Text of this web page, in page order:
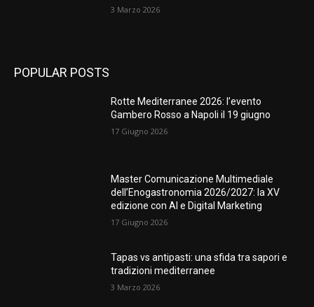
3 Marzo 2026
POPULAR POSTS
Rotte Mediterranee 2026: l’evento
Gambero Rosso a Napoli il 19 giugno
17 Giugno 2026
Master Comunicazione Multimediale
dell’Enogastronomia 2026/2027: la XV
edizione con AI e Digital Marketing
17 Giugno 2026
Tapas vs antipasti: una sfida tra sapori e
tradizioni mediterranee
3 Marzo 2026